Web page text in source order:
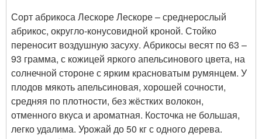
Сорт абрикоса Лескоре Лескоре – среднерослый
абрикос, округло-конусовидной кроной. Стойко
переносит воздушную засуху. Абрикосы весят по 63 –
93 грамма, с кожицей яркого апельсинового цвета, на
солнечной стороне с ярким красноватым румянцем. У
плодов мякоть апельсиновая, хорошей сочности,
средняя по плотности, без жёстких волокон,
отменного вкуса и ароматная. Косточка не большая,
легко удалима. Урожай до 50 кг с одного дерева.